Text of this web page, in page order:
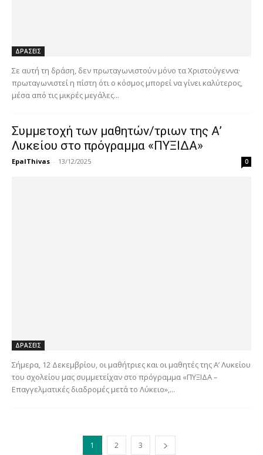
ΔΡΑΣΕΙΣ
Σε αυτή τη δράση, δεν πρωταγωνιστούν μόνο τα Χριστούγεννα·
πρωταγωνιστεί η πίστη ότι ο κόσμος μπορεί να γίνει καλύτερος,
μέσα από τις μικρές μεγάλες...
Συμμετοχή των μαθητών/τριων της Α’
Λυκείου στο πρόγραμμα «ΠΥΞΙΔΑ»
EpalThivas - 13/12/2025 0
ΔΡΑΣΕΙΣ
Σήμερα, 12 Δεκεμβρίου, οι μαθήτριες και οι μαθητές της Α’ Λυκείου
του σχολείου μας συμμετείχαν στο πρόγραμμα «ΠΥΞΙΔΑ –
Επαγγελματικές διαδρομές μετά το Λύκειο»,...
1 2 3